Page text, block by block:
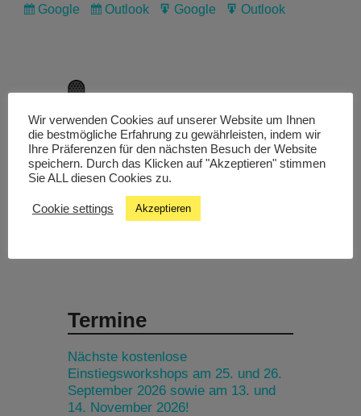
Subscribe
Google
Subscribe
Outlook
Export
Google
Export
Outlook
Livestream
Studiochat
Termine
Nächste kostenlose
Einstiegsworkshops am 25. und 26.
September 2026 sowie am 13. und
14. November 2026!
Wir verwenden Cookies auf unserer Website um Ihnen
die bestmögliche Erfahrung zu gewährleisten, indem wir
Ihre Präferenzen für den nächsten Besuch der Website
speichern. Durch das Klicken auf "Akzeptieren" stimmen
Sie ALL diesen Cookies zu.
Cookie settings Akzeptieren